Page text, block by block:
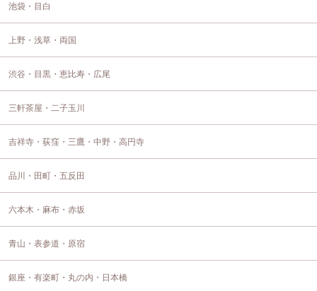
池袋・目白
上野・浅草・両国
渋谷・目黒・恵比寿・広尾
三軒茶屋・二子玉川
吉祥寺・荻窪・三鷹・中野・高円寺
品川・田町・五反田
六本木・麻布・赤坂
青山・表参道・原宿
銀座・有楽町・丸の内・日本橋